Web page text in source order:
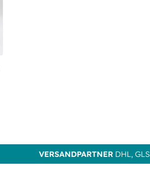
VERSANDPARTNER DHL, GLS